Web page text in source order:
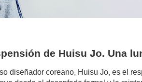
de Huisu Jo. Una
diseñador coreano, Huisu Jo, es el